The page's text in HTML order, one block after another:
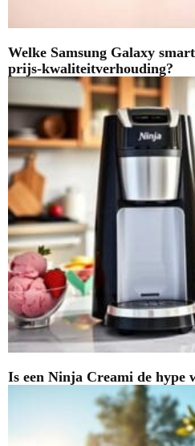
Welke Samsung Galaxy
prijs-kwaliteitverhouding?
Is een Ninja Creami de hype